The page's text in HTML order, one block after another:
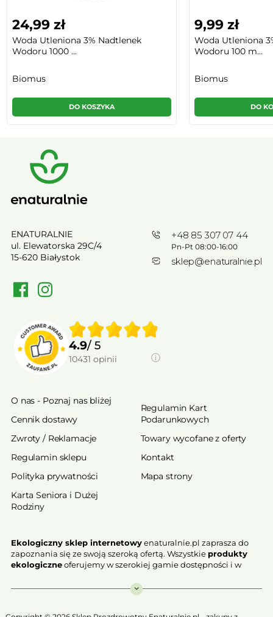
24,99 zł
Woda Utleniona 3% Nadtlenek
Wodoru 1000 ...
Biomus
DO KOSZYKA
9,99 zł
Woda Utleniona
Wodoru 100 m...
Biomus
DO
ENATURALNIE
ul. Elewatorska 29C/4
15-620 Białystok
+48 85 307 07 44
Pn-Pt 08:00-16:00
sklep@enaturalnie.pl
4.9/ 5
10431 opinii
O nas - Poznaj nas bliżej
Cennik dostawy
Zwroty / Reklamacje
Regulamin sklepu
Polityka prywatności
Karta Seniora i Dużej
Rodziny
Regulamin Kart
Podarunkowych
Towary wycofane z oferty
Kontakt
Mapa strony
Ekologiczny sklep internetowyenaturalnie.pl zaprasza do
zapoznania się ze swoją szeroką ofertą. Wszystkie produkty
ekologiczneoferujemy w szerokiej gamie dostępności i w
ekologiczne charakteryzują się najwyższą jakością.